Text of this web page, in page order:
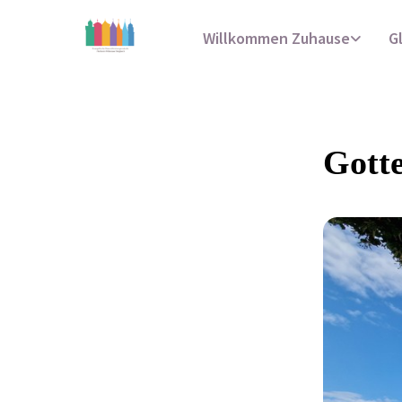
Willkommen Zuhause